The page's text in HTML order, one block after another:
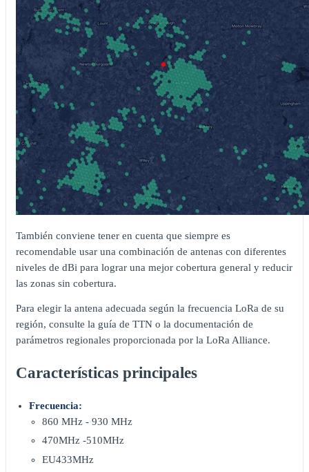
También conviene tener en cuenta que siempre es
recomendable usar una combinación de antenas con diferentes
niveles de dBi para lograr una mejor cobertura general y reducir
las zonas sin cobertura.
Para elegir la antena adecuada según la frecuencia LoRa de su
región, consulte la guía de TTN o la documentación de
parámetros regionales proporcionada por la LoRa Alliance.
Características principales
Frecuencia:
860 MHz - 930 MHz
470MHz -510MHz
EU433MHz